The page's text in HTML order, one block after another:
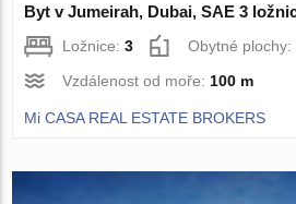
Byt v Jumeirah, Dubai, SAE 3
Ložnice:3 Obytné plochy:
Vzdálenost od moře: 100 m
Mi CASA REAL ESTATE BROKERS